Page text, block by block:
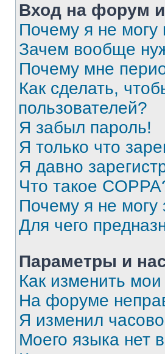
Вход на форум и
Почему я не
Зачем вообще
Почему мне
Как сделать,
пользователей?
Я забыл пароль!
Я только что
Я давно
Что такое
Почему я не могу
Для чего
Параметры и
Как изменить
На форуме
Я изменил
Моего языка нет